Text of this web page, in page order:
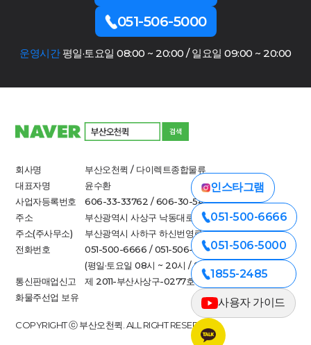
051-506-5000
운영시간평일·토요일 08:00 ~ 20:00 / 일요일 09:00 ~ 20:00
회사명
부산오천퀵 / 다이렉트종합물류
대표자명
윤수환
사업자등록번호
606-33-33762 / 606-30-54790
주소
부산광역시 사상구 낙동대로 712-1
주소(주사무소)
부산광역시 사하구 하신번영로 308-1(하단동)
전화번호
051-500-6666 / 051-506-5000
(평일·토요일 08시 ~ 20시 / 일요일 09시 ~ 20시)
통신판매업신고
제 2011-부산사상구-0277호
화물주선업 보유
COPYRIGHT ⓒ 부산오천퀵. ALL RIGHT RESERVED
인스타그램
051-500-6666
051-506-5000
1855-2485
사용자 가이드